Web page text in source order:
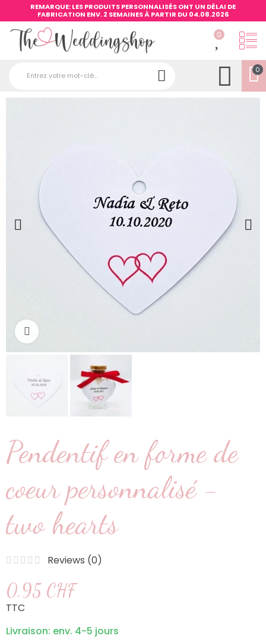
REMARQUE: LES PRODUITS PERSONNALISÉS ONT UN DÉLAI DE
FABRICATION ENV. 2 SEMAINES À PARTIR DU 04.08.2026
0
0
Pendentif en forme de
coeur personnalisé -
two hearts
Reviews (0)
0,95 CHF
TTC
Livraison: env. 4-5 jours